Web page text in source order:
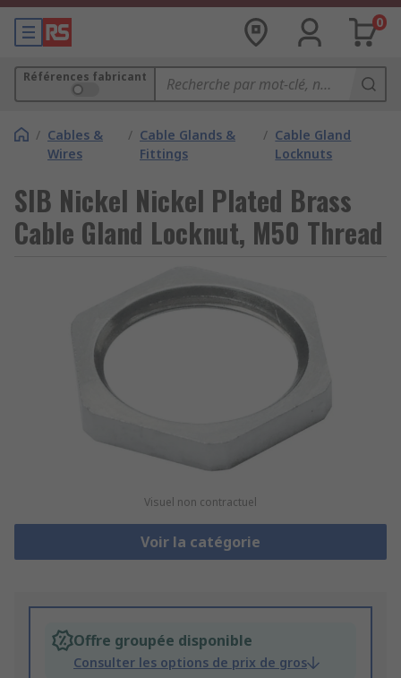
0
Références fabricant
/ Cables &
Wires
/ Cable Glands &
Fittings
/ Cable Gland
Locknuts
SIB Nickel Nickel Plated Brass
Cable Gland Locknut, M50 Thread
Visuel non contractuel
Voir la catégorie
Offre groupée disponible
Consulter les options de prix de gros